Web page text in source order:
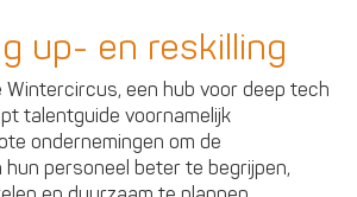
up- en reskilling
Wintercircus, een hub voor deep tech
talentguide voornamelijk
ondernemingen om de
personeel beter te begrijpen,